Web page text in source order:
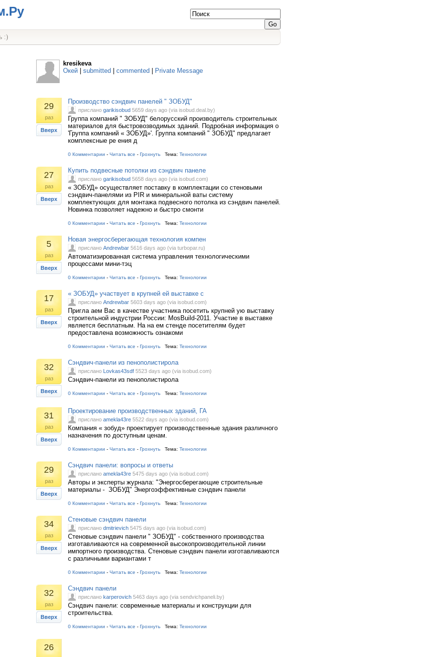
:)
kresikeva
Окей
submitted commented Private Message
29
раз
Вверх
Производство сэндвич панелей " ЗОБУД"
прислано garikisobud 5659 days ago (via isobud.deal.by)
Группа компаний " ЗОБУД" белорусский производитель строительных
материалов для быстровозводимых зданий. Подробная информация о
'Группа компаний « ЗОБУД»'. Группа компаний " ЗОБУД" предлагает
комплексные ре ения д
0 Комментарии - Читать все - Грохнуть Тема: Технологии
27
раз
Вверх
Купить подвесные потолки из сэндвич панеле
прислано garikisobud 5658 days ago (via isobud.com)
« ЗОБУД» осуществляет поставку в комплектации со стеновыми
сэндвич-панелями из PIR и минеральной ваты систему
комплектующих для монтажа подвесного потолка из сэндвич панелей.
Новинка позволяет надежно и быстро смонти
0 Комментарии - Читать все - Грохнуть Тема: Технологии
5
раз
Вверх
Новая энергосберегающая технология компен
прислано Andrewbar 5616 days ago (via turbopar.ru)
Автоматизированная система управления технологическими
процессами мини-тэц
0 Комментарии - Читать все - Грохнуть Тема: Технологии
17
раз
Вверх
« ЗОБУД» участвует в крупней ей выставке с
прислано Andrewbar 5603 days ago (via isobud.com)
Пригла аем Вас в качестве участника посетить крупней ую выставку
строительной индустрии России: MosBuild-2011. Участие в выставке
является бесплатным. На на ем стенде посетителям будет
предоставлена возможность ознакоми
0 Комментарии - Читать все - Грохнуть Тема: Технологии
32
раз
Вверх
Сэндвич-панели из пенополистирола
прислано Lovkas43sdf 5523 days ago (via isobud.com)
Сэндвич-панели из пенополистирола
0 Комментарии - Читать все - Грохнуть Тема: Технологии
31
раз
Вверх
Проектирование производственных зданий, ГА
прислано amekla43re 5522 days ago (via isobud.com)
Компания « зобуд» проектирует производственные здания различного
назначения по доступным ценам.
0 Комментарии - Читать все - Грохнуть Тема: Технологии
29
раз
Вверх
Сэндвич панели: вопросы и ответы
прислано amekla43re 5475 days ago (via isobud.com)
Авторы и эксперты журнала: "Энергосберегающие строительные
материалы - ЗОБУД" Энергоэффективные сэндвич панели
0 Комментарии - Читать все - Грохнуть Тема: Технологии
34
раз
Вверх
Стеновые сэндвич панели
прислано dmitrievich 5475 days ago (via isobud.com)
Стеновые сэндвич панели " ЗОБУД" - собственного производства
изготавливаются на современной высокопроизводительной линии
импортного производства. Стеновые сэндвич панели изготавливаются
с различными вариантами т
0 Комментарии - Читать все - Грохнуть Тема: Технологии
32
раз
Вверх
Сэндвич панели
прислано karperovich 5463 days ago (via sendvichpaneli.by)
Сэндвич панели: современные материалы и конструкции для
строительства.
0 Комментарии - Читать все - Грохнуть Тема: Технологии
26